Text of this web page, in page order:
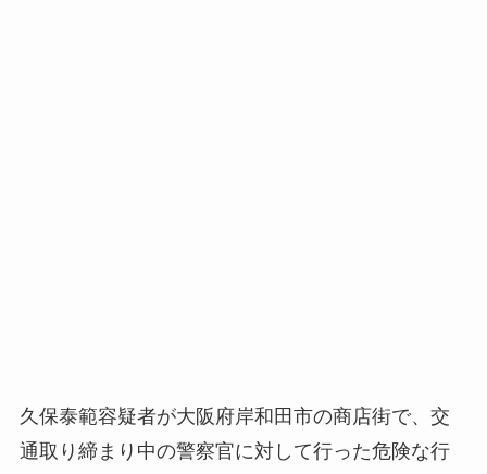
久保泰範容疑者が大阪府岸和田市の商店街で、交
通取り締まり中の警察官に対して行った危険な行